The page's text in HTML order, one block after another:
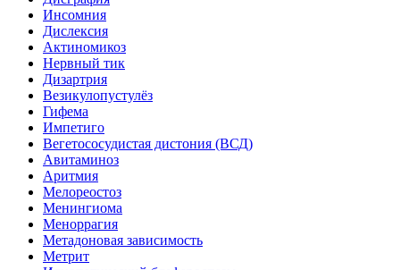
Инсомния
Дислексия
Актиномикоз
Нервный тик
Дизартрия
Везикулопустулёз
Гифема
Импетиго
Вегетососудистая дистония (ВСД)
Авитаминоз
Аритмия
Мелореостоз
Менингиома
Меноррагия
Метадоновая зависимость
Метрит